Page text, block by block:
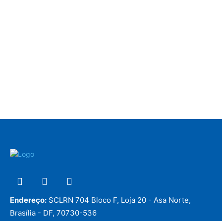
Endereço: SCLRN 704 Bloco F, Loja 20 - Asa Norte,
Brasília - DF, 70730-536